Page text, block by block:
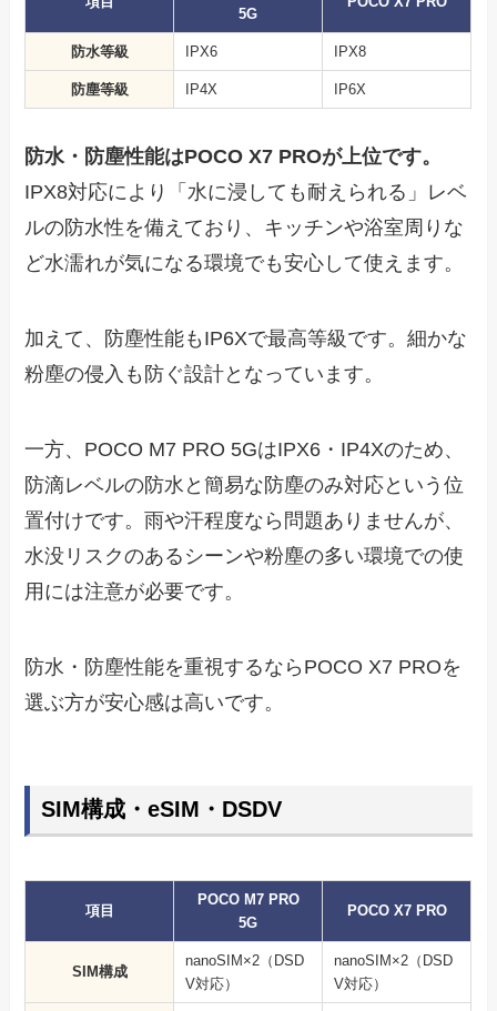
5G
防水等級 IPX6 IPX8
防塵等級 IP4X IP6X
防水・防塵性能はPOCO X7 PROが上位です。
IPX8対応により「水に浸しても耐えられる」レベ
ルの防水性を備えており、キッチンや浴室周りな
ど水濡れが気になる環境でも安心して使えます。
加えて、防塵性能もIP6Xで最高等級です。細かな
粉塵の侵入も防ぐ設計となっています。
一方、POCO M7 PRO 5GはIPX6・IP4Xのため、
防滴レベルの防水と簡易な防塵のみ対応という位
置付けです。雨や汗程度なら問題ありませんが、
水没リスクのあるシーンや粉塵の多い環境での使
用には注意が必要です。
防水・防塵性能を重視するならPOCO X7 PROを
選ぶ方が安心感は高いです。
SIM構成・eSIM・DSDV
項目
POCO M7 PRO
5G
POCO X7 PRO
SIM構成
nanoSIM×2（DSD
V対応）
nanoSIM×2（DSD
V対応）